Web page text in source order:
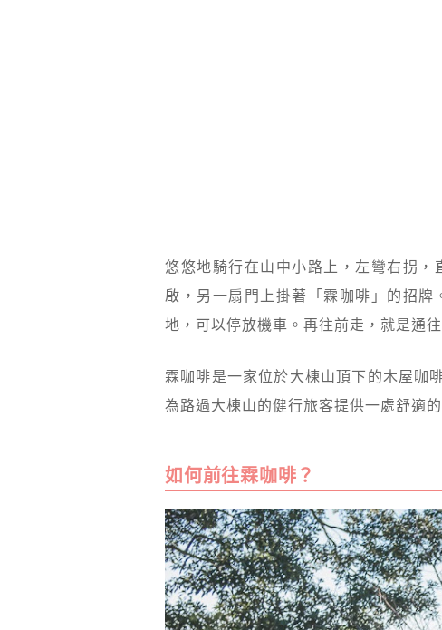
悠悠地騎行在山中小路上，左彎右拐
啟，另一扇門上掛著「霖咖啡」的招
地，可以停放機車。再往前走，就是通
霖咖啡是一家位於大棟山頂下的木屋咖
為路過大棟山的健行旅客提供一處舒適
如何前往霖咖啡？